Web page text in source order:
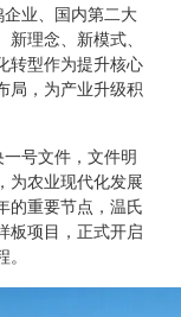
业、国内第二大
理念、新模式、
转型作为提升核心
局，为产业升级积
号文件，文件明
为农业现代化发展
的重要节点，温氏
板项目，正式开启